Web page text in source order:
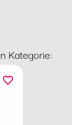
Kategorie:
favorite_border